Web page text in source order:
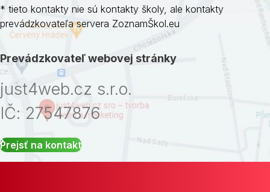
* tieto kontakty nie sú kontakty školy, ale kontakty
prevádzkovateľa servera ZoznamŠkol.eu
Prevádzkovateľ webovej stránky
just4web.cz s.r.o.
IČ: 27547876
Prejsť na kontakt